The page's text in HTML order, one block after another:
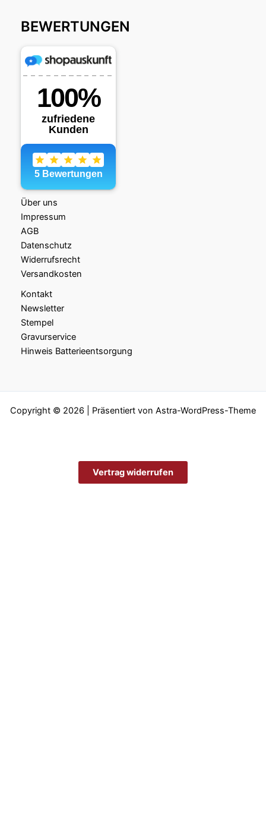
BEWERTUNGEN
Über uns
Impressum
AGB
Datenschutz
Widerrufsrecht
Versandkosten
Kontakt
Newsletter
Stempel
Gravurservice
Hinweis Batterieentsorgung
Copyright © 2026 | Präsentiert von Astra-WordPress-Theme
Vertrag widerrufen